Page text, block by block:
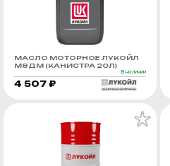
МАСЛО МОТОРНОЕ ЛУКОЙЛ
М8ДМ (КАНИСТРА 20Л)
В наличии
4 507 ₽